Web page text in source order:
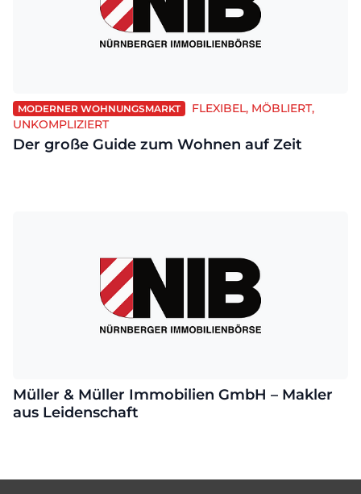
MODERNER WOHNUNGSMARKT
FLEXIBEL, MÖBLIERT,
UNKOMPLIZIERT
Der große Guide zum Wohnen auf Zeit
Müller & Müller Immobilien GmbH – Makler
aus Leidenschaft